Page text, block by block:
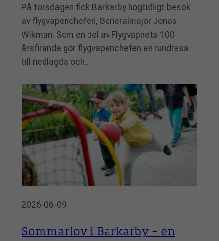
På torsdagen fick Barkarby högtidligt besök
av flygvapenchefen, Generalmajor Jonas
Wikman. Som en del av Flygvapnets 100-
årsfirande gör flygvapenchefen en rundresa
till nedlagda och…
2026-06-09
Sommarlov i Barkarby – en